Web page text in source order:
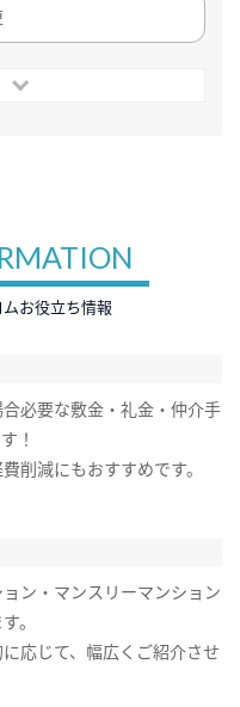
お役立ち情報
必要な敷金・礼金・仲介手
！
削減にもおすすめです。
ン・マンスリーマンション
。
応じて、幅広くご紹介させ